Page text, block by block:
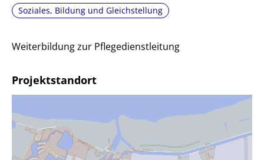
Magazin
Soziales, Bildung und Gleichstellung
Weiterbildung zur Pflegedienstleitung
Projektstandort